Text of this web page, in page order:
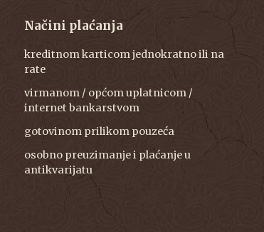
Načini plaćanja
kreditnom karticom jednokratno ili na
rate
virmanom / općom uplatnicom /
internet bankarstvom
gotovinom prilikom pouzeća
osobno preuzimanje i plaćanje u
antikvarijatu